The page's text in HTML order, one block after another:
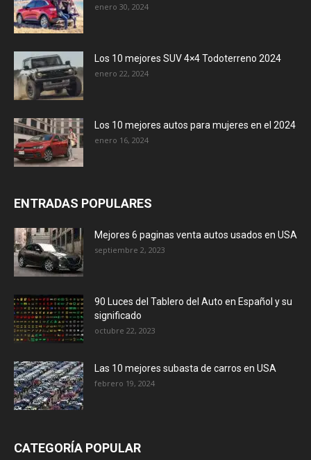
enero 30, 2024
Los 10 mejores SUV 4×4 Todoterreno 2024
enero 22, 2024
Los 10 mejores autos para mujeres en el 2024
enero 16, 2024
ENTRADAS POPULARES
Mejores 6 paginas venta autos usados en USA
septiembre 2, 2023
90 Luces del Tablero del Auto en Español y su
significado
octubre 22, 2023
Las 10 mejores subasta de carros en USA
febrero 19, 2024
CATEGORÍA POPULAR